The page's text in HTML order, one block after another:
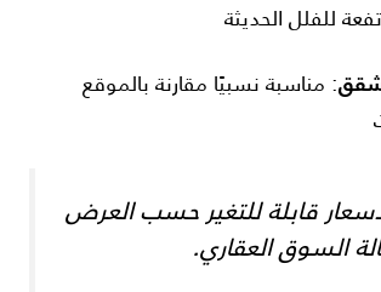
للفلل الحديثة
: مناسبة نسبيًا مقارنة بالموقع
قابلة للتغير حسب العرض
السوق العقاري.